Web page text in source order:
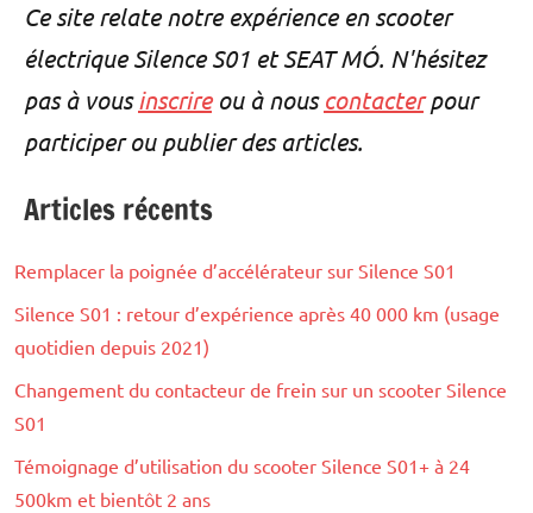
Ce site relate notre expérience en scooter
électrique Silence S01 et SEAT MÓ. N'hésitez
pas à vousinscrireou à nous contacterpour
participer ou publier des articles.
Articles récents
Remplacer la poignée d’accélérateur sur Silence S01
Silence S01 : retour d’expérience après 40 000 km (usage
quotidien depuis 2021)
Changement du contacteur de frein sur un scooter Silence
S01
Témoignage d’utilisation du scooter Silence S01+ à 24
500km et bientôt 2 ans